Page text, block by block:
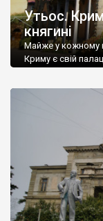
Утьос.
княгині
Майже у кожному
Криму є свій